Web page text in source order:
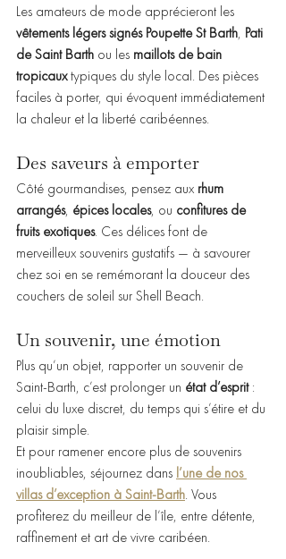
Les amateurs de mode apprécieront les
vêtements légers signés Poupette St Barth, Pati
de Saint Barth ou les maillots de bain
tropicaux typiques du style local. Des pièces
faciles à porter, qui évoquent immédiatement
la chaleur et la liberté caribéennes.
Des saveurs à emporter
Côté gourmandises, pensez aux rhum
arrangés, épices locales, ou confitures de
fruits exotiques. Ces délices font de
merveilleux souvenirs gustatifs — à savourer
chez soi en se remémorant la douceur des
couchers de soleil sur Shell Beach.
Un souvenir, une émotion
Plus qu’un objet, rapporter un souvenir de
Saint-Barth, c’est prolonger un état d’esprit :
celui du luxe discret, du temps qui s’étire et du
plaisir simple.
Et pour ramener encore plus de souvenirs
inoubliables, séjournez dans l’une de nos
villas d’exception à Saint-Barth. Vous
profiterez du meilleur de l’île, entre détente,
raffinement et art de vivre caribéen.